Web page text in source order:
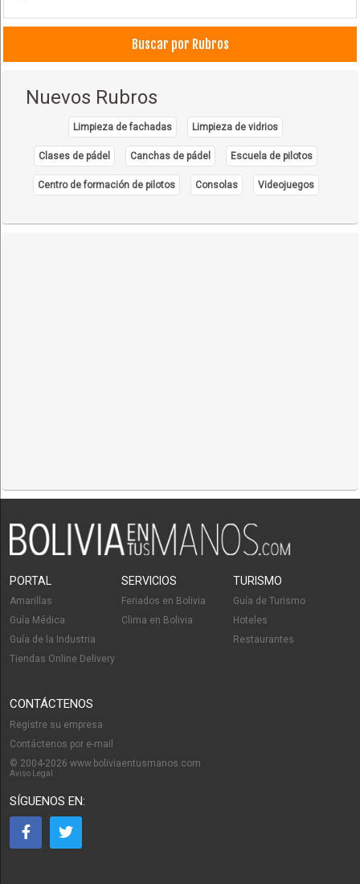
Buscar por Rubros
Nuevos Rubros
Limpieza de fachadas Limpieza de vidrios
Clases de pádel Canchas de pádel Escuela de pilotos
Centro de formación de pilotos Consolas Videojuegos
PORTAL
Amarillas
Guía Médica
Guía de la Industria
Tiendas Online Delivery
SERVICIOS
Feriados en Bolivia
Clima en Bolivia
TURISMO
Guía de Turismo
Hoteles
Restaurantes
CONTÁCTENOS
Registre su empresa
Contáctenos por e-mail
© 2004-2026 www.boliviaentusmanos.com
Aviso Legal
SÍGUENOS EN: